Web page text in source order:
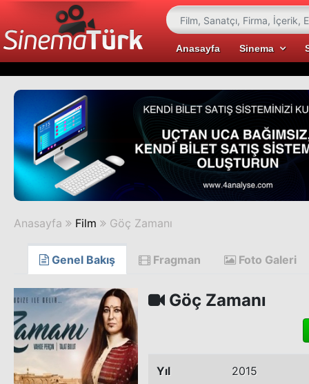
Anasayfa Sinema
Anasayfa Film Göç Zamanı
Genel Bakış Fragman Foto Galeri
Göç Zamanı
Yıl 2015